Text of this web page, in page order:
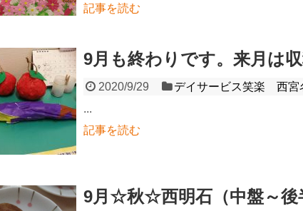
記事を読む
9月も終わりです。来月は
2020/9/29
デイサービス笑楽 西宮
...
記事を読む
9月☆秋☆西明石（中盤～後